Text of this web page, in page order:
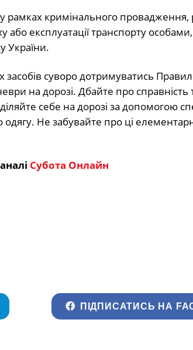
рамках кримінального провадження,
експлуатації транспорту особами,
України.
засобів суворо дотримуватись
на дорозі. Дбайте про справність
себе на дорозі за допомогою
одягу. Не забувайте про ці
Субота Онлайн
ПІДПИСАТИСЬ НА